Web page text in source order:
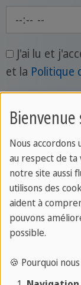
J'ai lu et
et la Politique
🔔 Service
Bienvenue
Nous
au respect de
notre site aussi
utilisons des
aident à
pouvons
possible.
🍪 Pourquoi